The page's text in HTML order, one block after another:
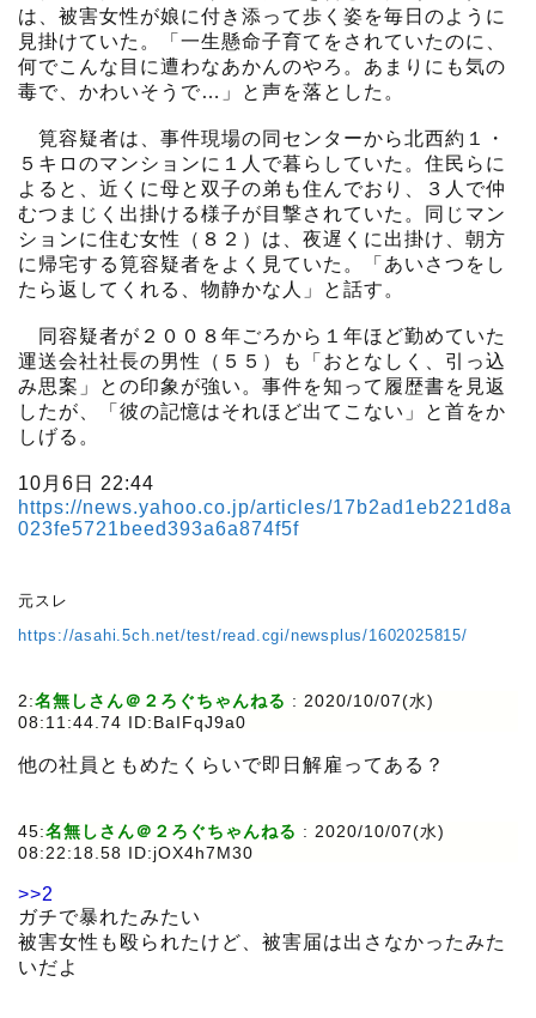
は、被害女性が娘に付き添って歩く姿を毎日のように
見掛けていた。「一生懸命子育てをされていたのに、
何でこんな目に遭わなあかんのやろ。あまりにも気の
毒で、かわいそうで…」と声を落とした。
筧容疑者は、事件現場の同センターから北西約１・
５キロのマンションに１人で暮らしていた。住民らに
よると、近くに母と双子の弟も住んでおり、３人で仲
むつまじく出掛ける様子が目撃されていた。同じマン
ションに住む女性（８２）は、夜遅くに出掛け、朝方
に帰宅する筧容疑者をよく見ていた。「あいさつをし
たら返してくれる、物静かな人」と話す。
同容疑者が２００８年ごろから１年ほど勤めていた
運送会社社長の男性（５５）も「おとなしく、引っ込
み思案」との印象が強い。事件を知って履歴書を見返
したが、「彼の記憶はそれほど出てこない」と首をか
しげる。
10月6日 22:44
https://news.yahoo.co.jp/articles/17b2ad1eb221d8a
023fe5721beed393a6a874f5f
元スレ
https://asahi.5ch.net/test/read.cgi/newsplus/1602025815/
2:名無しさん＠２ろぐちゃんねる : 2020/10/07(水)
08:11:44.74 ID:BaIFqJ9a0
他の社員ともめたくらいで即日解雇ってある？
45:名無しさん＠２ろぐちゃんねる : 2020/10/07(水)
08:22:18.58 ID:jOX4h7M30
>>2
ガチで暴れたみたい
被害女性も殴られたけど、被害届は出さなかったみた
いだよ